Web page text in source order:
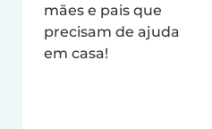
mães e pais que
precisam de ajuda
em casa!